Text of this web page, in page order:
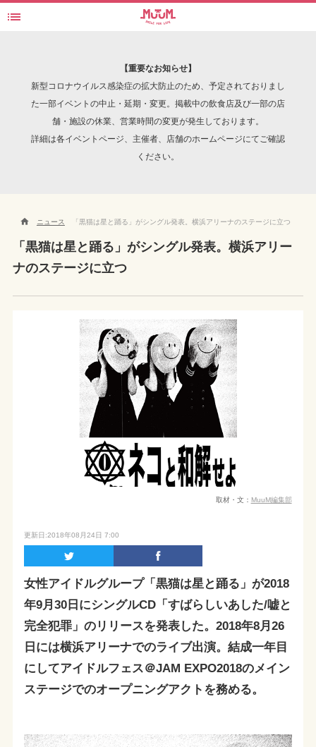
INTERVIEW

【重要なお知らせ】
新型コロナウイルス感染症の拡大防止のため、予定されておりまし
た一部イベントの中止・延期・変更。掲載中の飲食店及び一部の店
舗・施設の休業、営業時間の変更が発生しております。
詳細は各イベントページ、主催者、店舗のホームページにてご確認
ください。
 ニュース 「黒猫は星と踊る」がシングル発表。横浜アリーナのステージに立つ
「黒猫は星と踊る」がシングル発表。横浜アリー
ナのステージに立つ
取材・文： MuuM編集部
更新日:2018年08月24日 7:00
女性アイドルグループ「黒猫は星と踊る」が2018
年9月30日にシングルCD「すばらしいあした/嘘と
完全犯罪」のリリースを発表した。2018年8月26
日には横浜アリーナでのライブ出演。結成一年目
にしてアイドルフェス＠JAM EXPO2018のメイン
ステージでのオープニングアクトを務める。